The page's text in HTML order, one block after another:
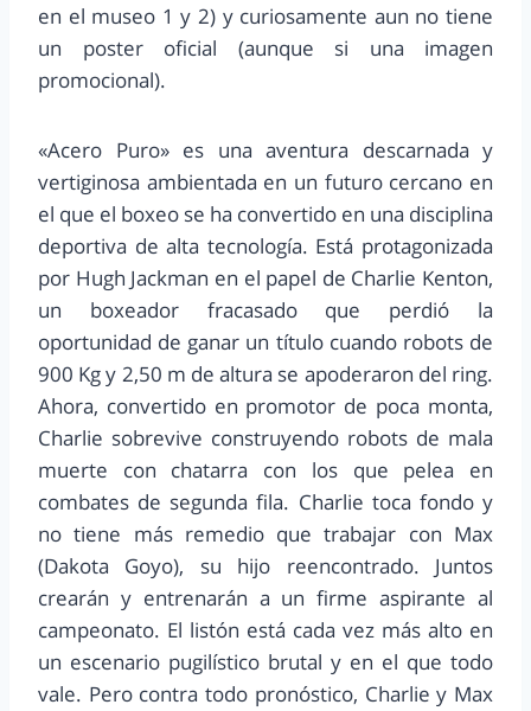
en el museo 1 y 2) y curiosamente aun no tiene
un poster oficial (aunque si una imagen
promocional).
«Acero Puro» es una aventura descarnada y
vertiginosa ambientada en un futuro cercano en
el que el boxeo se ha convertido en una disciplina
deportiva de alta tecnología. Está protagonizada
por Hugh Jackman en el papel de Charlie Kenton,
un boxeador fracasado que perdió la
oportunidad de ganar un título cuando robots de
900 Kg y 2,50 m de altura se apoderaron del ring.
Ahora, convertido en promotor de poca monta,
Charlie sobrevive construyendo robots de mala
muerte con chatarra con los que pelea en
combates de segunda fila. Charlie toca fondo y
no tiene más remedio que trabajar con Max
(Dakota Goyo), su hijo reencontrado. Juntos
crearán y entrenarán a un firme aspirante al
campeonato. El listón está cada vez más alto en
un escenario pugilístico brutal y en el que todo
vale. Pero contra todo pronóstico, Charlie y Max